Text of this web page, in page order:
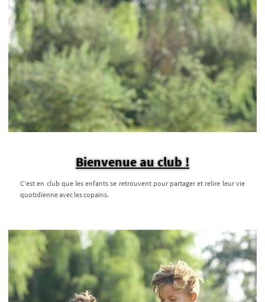
Bienvenue au club !
C’est en club que les enfants se retrouvent pour partager et relire leur vie
quotidienne avec les copains.